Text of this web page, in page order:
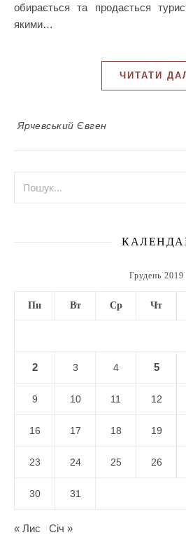
обирається та продається
якими…
ЧИТАТИ
Ярчевський Євген
Грудень 2019
Пн Вт Ср Чт
2 3 4 5
9 10 11 12
16 17 18 19
23 24 25 26
30 31
« Лис Січ »